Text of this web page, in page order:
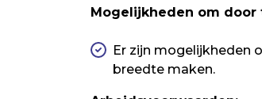
Mogelijkheden om door
Er zijn mogelijkheden
breedte maken.